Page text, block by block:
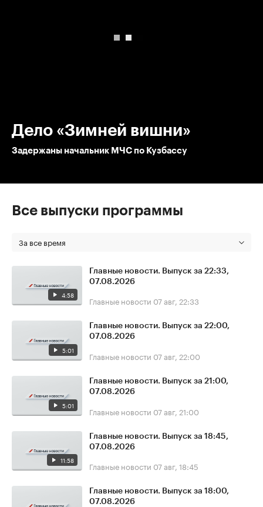
Дело «Зимней вишни»
Задержаны начальник МЧС по Кузбассу
Все выпуски программы
За все время
4:58
Главные новости. Выпуск за 22:33,
07.08.2026
Главные новости 07 авг, 22:33
5:01
Главные новости. Выпуск за 22:00,
07.08.2026
Главные новости 07 авг, 22:00
5:01
Главные новости. Выпуск за 21:00,
07.08.2026
Главные новости 07 авг, 21:00
11:58
Главные новости. Выпуск за 18:45,
07.08.2026
Главные новости 07 авг, 18:45
Главные новости. Выпуск за 18:00,
07.08.2026